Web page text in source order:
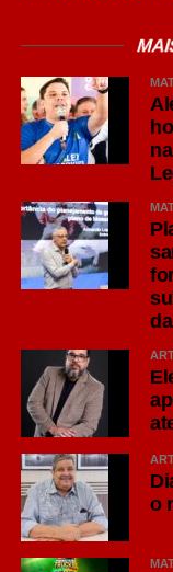
massas e queijos
IPA:
Um dos estilos
últimos anos é a
família Ale.
Garrett Oliver, ela
século 19. Os
cervejas
então
natural e dá mais
suportasse as
qualidade.
Seu diferencial
ingrediente
frutados, além de
o